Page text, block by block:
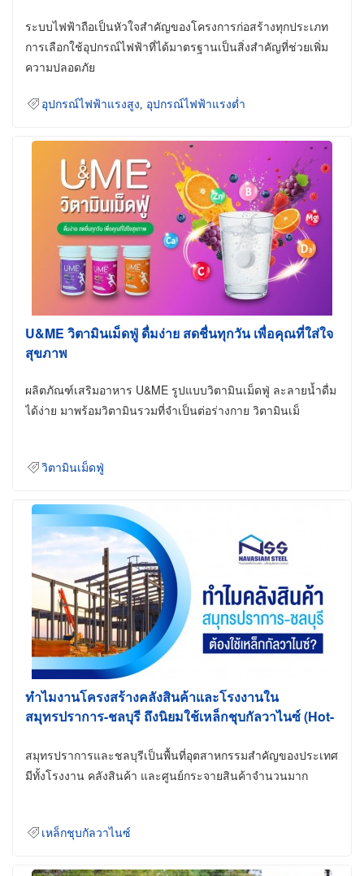
ระบบไฟฟ้าถือเป็นหัวใจสำคัญของโครงการก่อสร้างทุกประเภท
การเลือกใช้อุปกรณ์ไฟฟ้าที่ได้มาตรฐานเป็นสิ่งสำคัญที่ช่วยเพิ่ม
ความปลอดภัย
อุปกรณ์ไฟฟ้าแรงสูง อุปกรณ์ไฟฟ้าแรงต่ำ
U&ME วิตามินเม็ดฟู่ ดื่มง่าย สดชื่นทุกวัน เพื่อคุณที่ใส่ใจ
สุขภาพ
ผลิตภัณฑ์เสริมอาหาร U&ME รูปแบบวิตามินเม็ดฟู่ ละลายน้ำดื่ม
ได้ง่าย มาพร้อมวิตามินรวมที่จำเป็นต่อร่างกาย วิตามินเม็
วิตามินเม็ดฟู่
ทำไมงานโครงสร้างคลังสินค้าและโรงงานใน
สมุทรปราการ-ชลบุรี ถึงนิยมใช้เหล็กชุบกัลวาไนซ์ (Hot-
สมุทรปราการและชลบุรีเป็นพื้นที่อุตสาหกรรมสำคัญของประเทศ
มีทั้งโรงงาน คลังสินค้า และศูนย์กระจายสินค้าจำนวนมาก
เหล็กชุบกัลวาไนซ์